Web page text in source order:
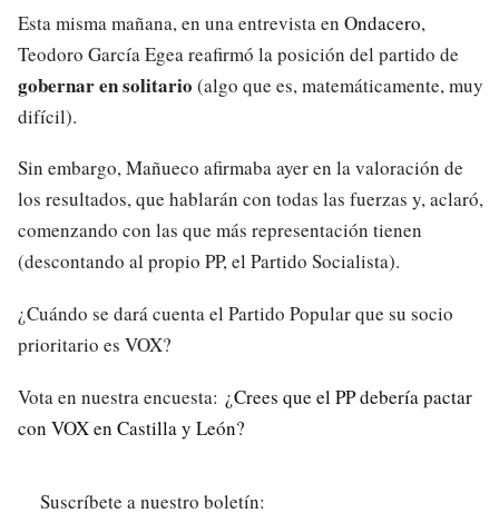
Esta misma mañana, en una entrevista en Ondacero,
Teodoro García Egea reafirmó la posición del partido de
gobernar en solitario (algo que es, matemáticamente, muy
difícil).
Sin embargo, Mañueco afirmaba ayer en la valoración de
los resultados, que hablarán con todas las fuerzas y, aclaró,
comenzando con las que más representación tienen
(descontando al propio PP, el Partido Socialista).
¿Cuándo se dará cuenta el Partido Popular que su socio
prioritario es VOX?
Vota en nuestra encuesta: ¿Crees que el PP debería pactar
con VOX en Castilla y León?
Suscríbete a nuestro boletín: